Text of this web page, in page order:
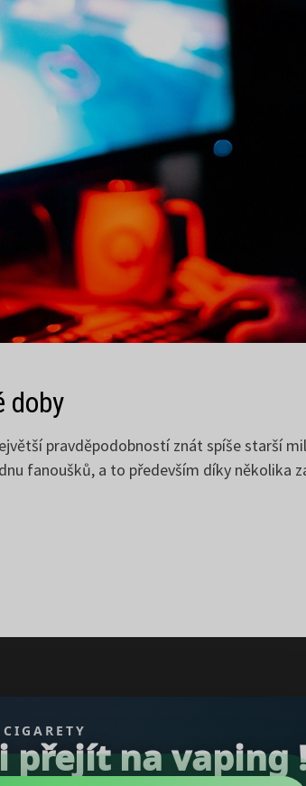
doby
pravděpodobností znát spíše starší
fanoušků, a to především díky několika
přejít na vaping